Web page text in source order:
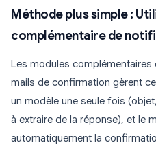
Méthode plus simple :
complémentaire de
Les modules complémentaires
mails de confirmation gèrent
un modèle une seule fois
à extraire de la réponse), et le
automatiquement la